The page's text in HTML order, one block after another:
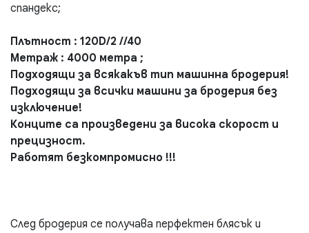
спандекс;
Плътност : 120D/2 //40
Метраж : 4000 метра ;
Подходящи за всякакъв тип машинна бродерия!
Подходящи за всички машини за бродерия без
изключение!
Конците са произведени за висока скорост и
прецизност.
Работят безкомпромисно !!!
След бродерия се получава перфектен блясък и